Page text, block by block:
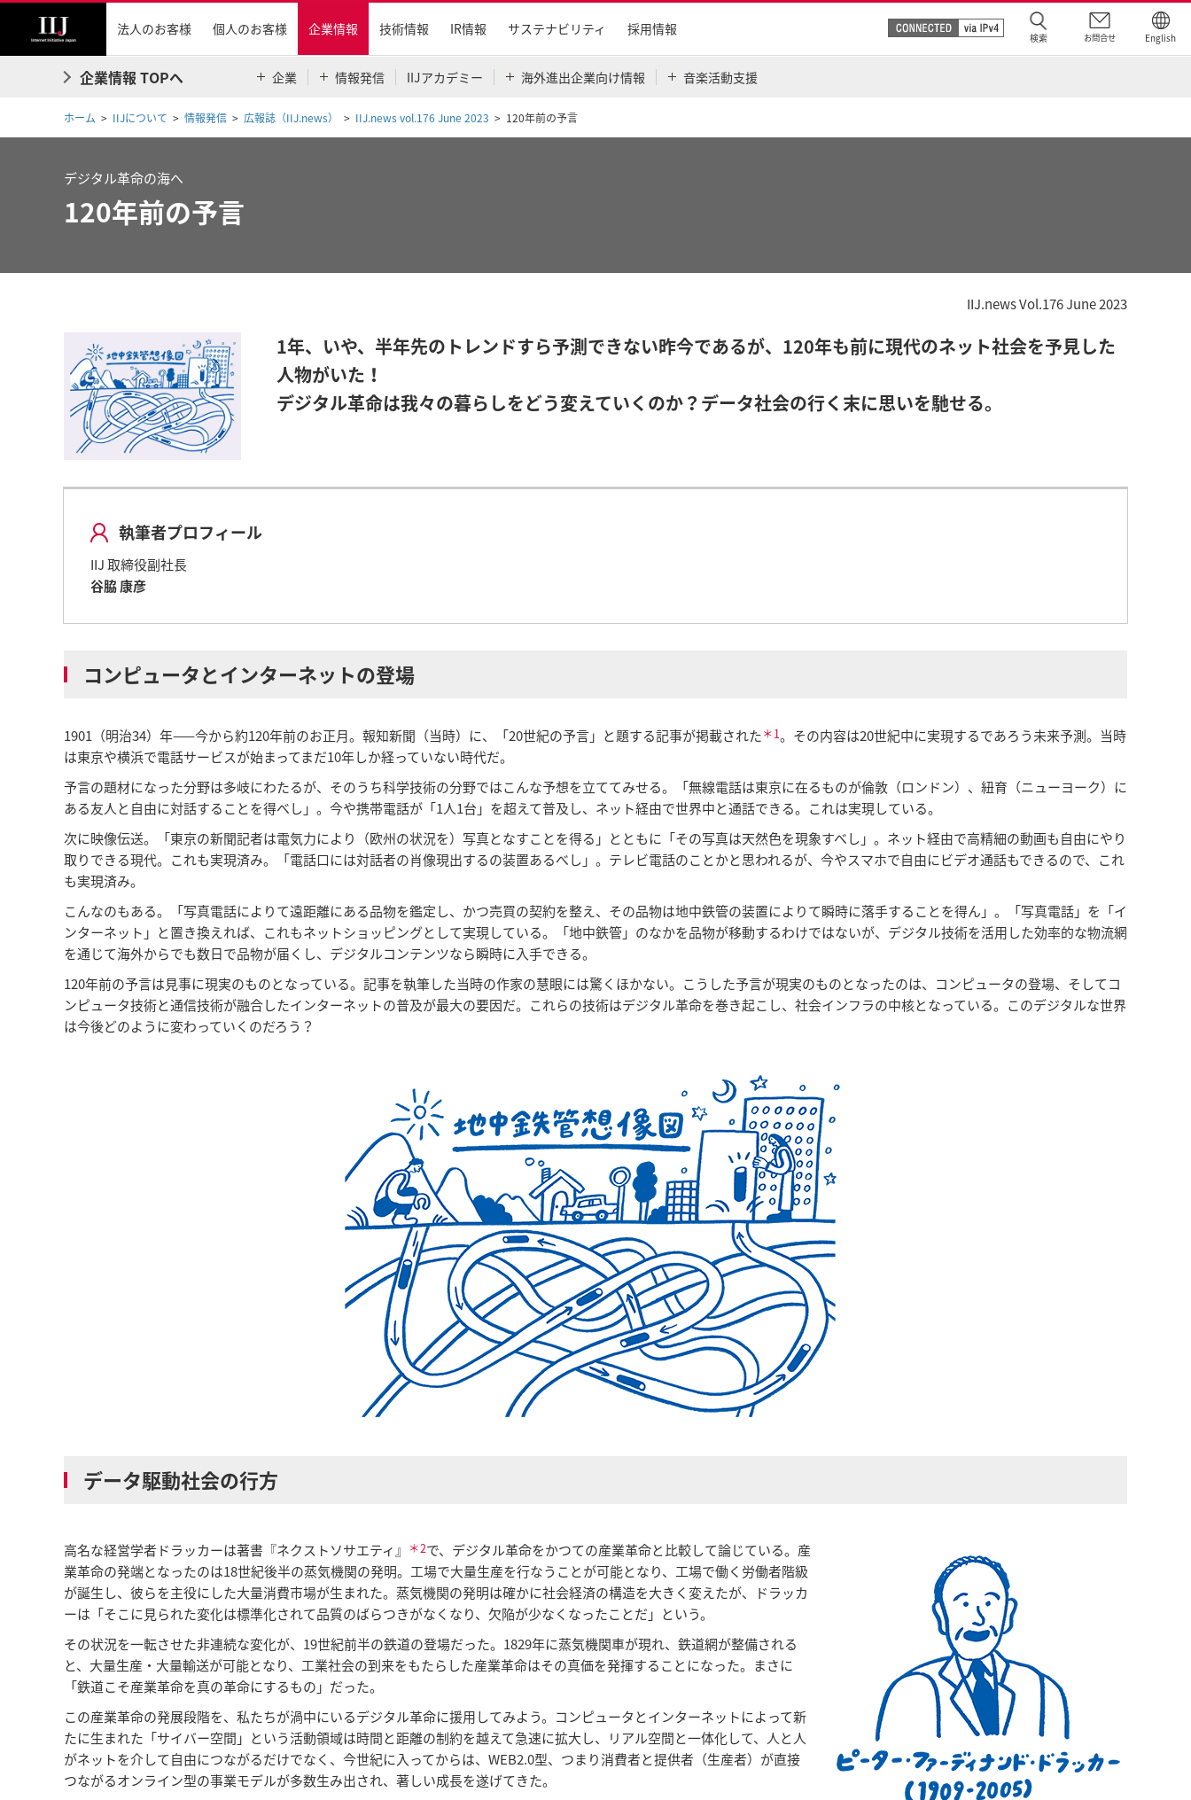
法人のお客様 個人のお客様 企業情報 技術情報 IR情報 サステナビリティ 採用情報
検索 お問合せ English
企業情報 TOPへ 企業 情報発信 IIJアカデミー 海外進出企業向け情報 音楽活動支援
ホーム IIJについて 情報発信 広報誌（IIJ.news） IIJ.news vol.176 June 2023 120年前の予言
デジタル革命の海へ
120年前の予言
IIJ.news Vol.176 June 2023
1年、いや、半年先のトレンドすら予測できない昨今であるが、120年も前に現代のネット社会を予見した
人物がいた！
デジタル革命は我々の暮らしをどう変えていくのか？データ社会の行く末に思いを馳せる。
執筆者プロフィール
IIJ 取締役副社長
谷脇 康彦
コンピュータとインターネットの登場
1901（明治34）年——今から約120年前のお正月。報知新聞（当時）に、「20世紀の予言」と題する記事が掲載された＊1。その内容は20世紀中に実現するであろう未来予測。当時
は東京や横浜で電話サービスが始まってまだ10年しか経っていない時代だ。
予言の題材になった分野は多岐にわたるが、そのうち科学技術の分野ではこんな予想を立ててみせる。「無線電話は東京に在るものが倫敦（ロンドン）、紐育（ニューヨーク）に
ある友人と自由に対話することを得べし」。今や携帯電話が「1人1台」を超えて普及し、ネット経由で世界中と通話できる。これは実現している。
次に映像伝送。「東京の新聞記者は電気力により（欧州の状況を）写真となすことを得る」とともに「その写真は天然色を現象すべし」。ネット経由で高精細の動画も自由にやり
取りできる現代。これも実現済み。「電話口には対話者の肖像現出するの装置あるべし」。テレビ電話のことかと思われるが、今やスマホで自由にビデオ通話もできるので、これ
も実現済み。
こんなのもある。「写真電話によりて遠距離にある品物を鑑定し、かつ売買の契約を整え、その品物は地中鉄管の装置によりて瞬時に落手することを得ん」。「写真電話」を「イ
ンターネット」と置き換えれば、これもネットショッピングとして実現している。「地中鉄管」のなかを品物が移動するわけではないが、デジタル技術を活用した効率的な物流網
を通じて海外からでも数日で品物が届くし、デジタルコンテンツなら瞬時に入手できる。
120年前の予言は見事に現実のものとなっている。記事を執筆した当時の作家の慧眼には驚くほかない。こうした予言が現実のものとなったのは、コンピュータの登場、そしてコ
ンピュータ技術と通信技術が融合したインターネットの普及が最大の要因だ。これらの技術はデジタル革命を巻き起こし、社会インフラの中核となっている。このデジタルな世界
は今後どのように変わっていくのだろう？
データ駆動社会の行方
高名な経営学者ドラッカーは著書『ネクストソサエティ』 ＊2で、デジタル革命をかつての産業革命と比較して論じている。産
業革命の発端となったのは18世紀後半の蒸気機関の発明。工場で大量生産を行なうことが可能となり、工場で働く労働者階級
が誕生し、彼らを主役にした大量消費市場が生まれた。蒸気機関の発明は確かに社会経済の構造を大きく変えたが、ドラッカ
ーは「そこに見られた変化は標準化されて品質のばらつきがなくなり、欠陥が少なくなったことだ」という。
その状況を一転させた非連続な変化が、19世紀前半の鉄道の登場だった。1829年に蒸気機関車が現れ、鉄道網が整備される
と、大量生産・大量輸送が可能となり、工業社会の到来をもたらした産業革命はその真価を発揮することになった。まさに
「鉄道こそ産業革命を真の革命にするもの」だった。
この産業革命の発展段階を、私たちが渦中にいるデジタル革命に援用してみよう。コンピュータとインターネットによって新
たに生まれた「サイバー空間」という活動領域は時間と距離の制約を越えて急速に拡大し、リアル空間と一体化して、人と人
がネットを介して自由につながるだけでなく、今世紀に入ってからは、WEB2.0型、つまり消費者と提供者（生産者）が直接
つながるオンライン型の事業モデルが多数生み出され、著しい成長を遂げてきた。